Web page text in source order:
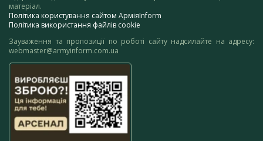
матеріал.
Політика користування сайтом АрміяInform
Політика використання файлів cookie
Зауваження та пропозиції по роботі сайту надсилайте на адресу:
webmaster@armyinform.com.ua